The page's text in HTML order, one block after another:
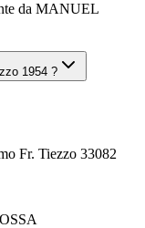
da MANUEL
1954 ?
Fr. Tiezzo 33082